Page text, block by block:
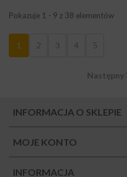
1 2 3 4 5
Następny
Pokazuje 1 - 9 z 38 elementów
INFORMACJA O SKLEPIE
MOJE KONTO
INFORMACJA